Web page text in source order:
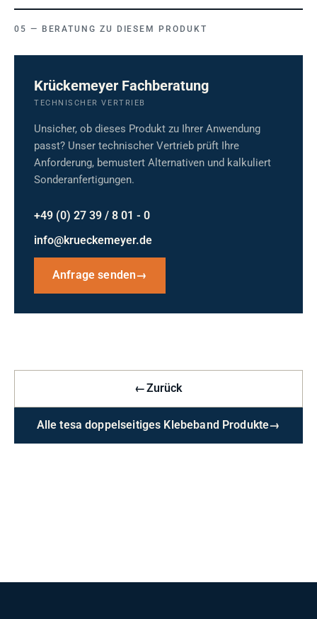
BERATUNG ZU DIESEM PRODUKT
Krückemeyer Fachberatung
TECHNISCHER VERTRIEB
Unsicher, ob dieses Produkt zu Ihrer Anwendung
passt? Unser technischer Vertrieb prüft Ihre
Anforderung, bemustert Alternativen und kalkuliert
Sonderanfertigungen.
+49 (0) 27 39 / 8 01 - 0
info@krueckemeyer.de
Anfrage senden→
←Zurück
Alle tesa doppelseitiges Klebeband Produkte→